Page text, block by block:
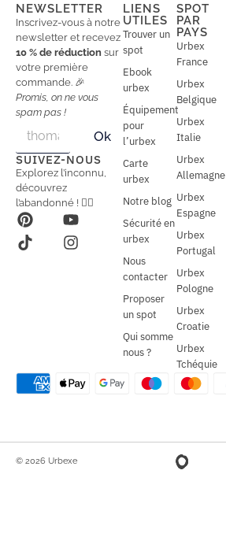
NEWSLETTER
Inscrivez-vous à notre
newsletter et recevez
10 % de réduction sur
votre première
commande. 🎉
Promis, on ne vous
spam pas !
a
i
l
a
i
l
*
Ok
SUIVEZ-NOUS
Explorez l’inconnu,
découvrez
l’abandonné ! 🕵️‍♂️
LIENS
UTILES
Trouver un
spot
Ebook
urbex
Équipement
pour
l’urbex
Carte
urbex
Notre blog
Sécurité en
urbex
Nous
contacter
Proposer
un spot
Qui somme
nous ?
SPOT
PAR
PAYS
Urbex
France
Urbex
Belgique
Urbex
Italie
Urbex
Allemagne
Urbex
Espagne
Urbex
Portugal
Urbex
Pologne
Urbex
Croatie
Urbex
Tchéquie
© 2026 Urbexe